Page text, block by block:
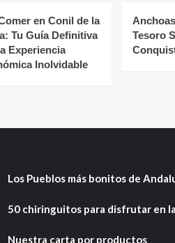
en Conil de la
Tu Guía Definitiva
Experiencia
Inolvidable
Tesoro
Los Pueblos más bonitos de
50 chiringuitos para disfrutar en
Nuestra carta por productos